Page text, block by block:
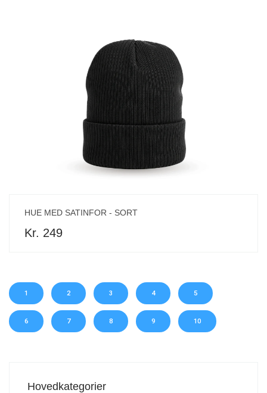
HUE MED SATINFOR - SORT
Kr. 249
1 2 3 4 5
6 7 8 9 10
Hovedkategorier